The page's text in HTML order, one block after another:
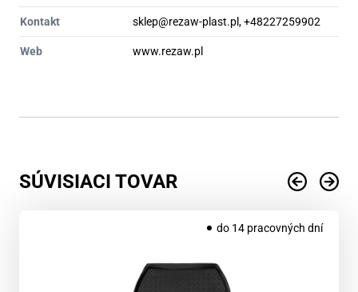
Kontakt sklep@rezaw-plast.pl, +48227259902
Web www.rezaw.pl
SÚVISIACI TOVAR
do 14 pracovných dní